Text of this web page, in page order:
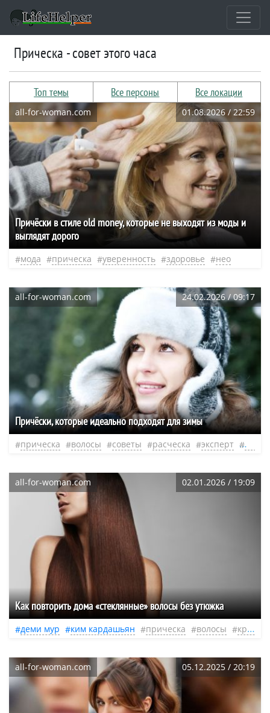
прическа - совет этого часа
Топ темы Все персоны Все локации
all-for-woman.com 01.08.2026 / 22:59
Причёски в стиле old money, которые не выходят из моды и
выглядят дорого
мода прическа уверенность здоровье нео
all-for-woman.com 24.02.2026 / 09:17
Причёски, которые идеально подходят для зимы
прическа волосы советы расческа эксперт
all-for-woman.com 02.01.2026 / 19:09
Как повторить дома «стеклянные» волосы без утюжка
деми мур ким кардашьян прическа волосы красота
all-for-woman.com 05.12.2025 / 20:19